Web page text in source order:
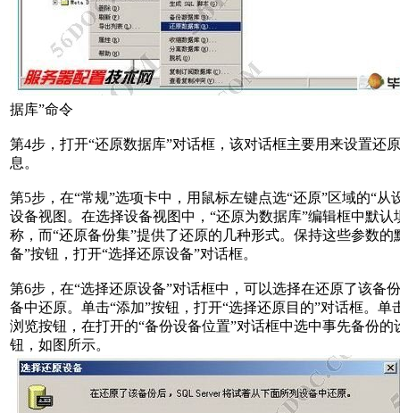
据库”命令
第4步，打开“还原数据库”对话框，该对话框主要用来设置还
息。
第5步，在“常规”选项卡中，用鼠标左键点选“还原”区域的“从
设备视图。在选择设备视图中，“还原为数据库”编辑框中默
称，而“还原备份集”提供了还原的几种形式。保持这些参数的
备”按钮，打开“选择还原设备”对话框。
第6步，在“选择还原设备”对话框中，可以选择在还原了该备
备中还原。单击“添加”按钮，打开“选择还原目的”对话框。单
浏览按钮，在打开的“备份设备位置”对话框中选中事先备份的
钮，如图所示。